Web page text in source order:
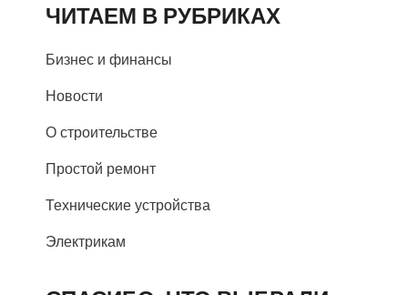
ЧИТАЕМ В РУБРИКАХ
Бизнес и финансы
Новости
О строительстве
Простой ремонт
Технические устройства
Электрикам